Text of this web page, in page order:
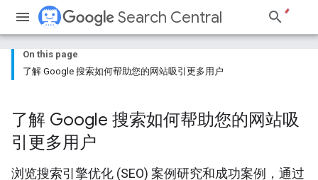
Search Central
On this page
了解 Google 搜索如何帮助您的网站吸引更多用户
了解 Google 搜索如何帮助您的网站吸
引更多用户
浏览搜索引擎优化 (SEO) 案例研究和成功案例，通过